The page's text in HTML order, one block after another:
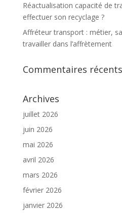
Réactualisation capacité de
effectuer son recyclage ?
Affréteur transport : métier,
travailler dans l’affrètement
Commentaires récents
Archives
juillet 2026
juin 2026
mai 2026
avril 2026
mars 2026
février 2026
janvier 2026